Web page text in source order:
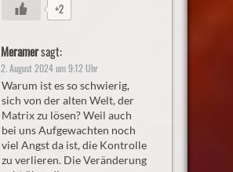
+2
Meramersagt:
2. August 2024 um 9:12 Uhr
Warum ist es so schwierig,
sich von der alten Welt, der
Matrix zu lösen? Weil auch
bei uns Aufgewachten noch
viel Angst da ist, die Kontrolle
zu verlieren. Die Veränderung